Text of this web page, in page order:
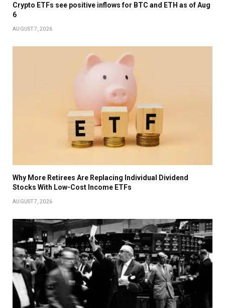
Crypto ETFs see positive inflows for BTC and ETH as of Aug
6
AUGUST 7, 2026
Why More Retirees Are Replacing Individual Dividend
Stocks With Low-Cost Income ETFs
AUGUST 7, 2026